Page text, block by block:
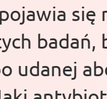
się
badań,
udanej